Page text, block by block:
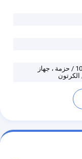
جهاز كمبيوتر شخصى 10 / حزمة ، جهاز